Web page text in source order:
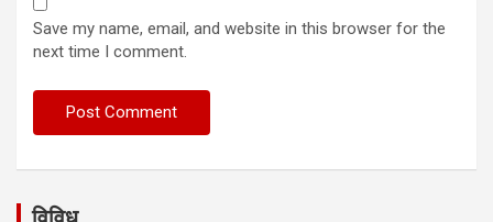
Save my name, email, and website in this browser for the
next time I comment.